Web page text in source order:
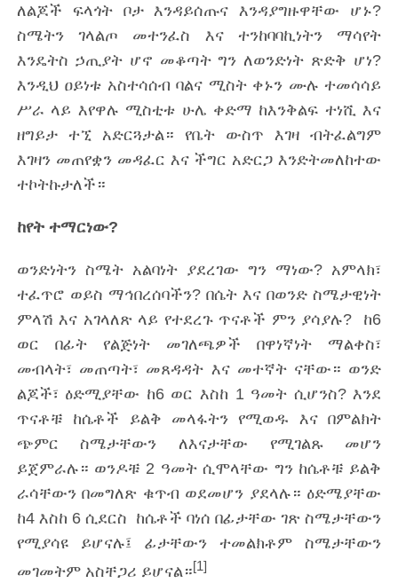
ለልጆች ፍላጎት ቦታ እንዳይሰጡና እንዳያግዙዋቸው ሆኑ?
ስሜትን ገላልጦ መተንፈስ እና ተንከባባኪነትን ማሳየት
እንዴትስ ኃጢያት ሆኖ መቆጣት ግን ለወንድነት ጽድቅ ሆነ?
እንዲህ ዐይነቱ አስተሳሰብ ባልና ሚስት ቀኑን ሙሉ ተመሳሳይ
ሥራ ላይ እየዋሉ ሚስቲቱ ሁሌ ቀድማ ከእንቅልፍ ተነሺ እና
ዘግይታ ተኚ አድርጓታል። የቤት ውስጥ እገዛ ብትፈልግም
እገዛን መጠየቋን መዳፈር እና ችግር አድርጋ እንድትመለከተው
ተኮትኩታለች።
ከየት ተማርነው?
ወንድነትን ስሜት አልባነት ያደረገው ግን ማነው? አምላክ፣
ተፈጥሮ ወይስ ማኅበረሰባችን? በሴት እና በወንድ ስሜታዊነት
ምላሽ እና አገላለጽ ላይ የተደረጉ ጥናቶች ምን ያሳያሉ? ከ6
ወር በፊት የልጅነት መገለጫዎች በዋነኛነት ማልቀስ፣
መብላት፣ መጠጣት፣ መጸዳዳት እና መተኛት ናቸው። ወንድ
ልጆች፣ ዕድሚያቸው ከ6 ወር እስከ 1 ዓመት ሲሆንስ? እንደ
ጥናቶቹ ከሴቶች ይልቅ መላፋትን የሚወዱ እና በምልክት
ጭምር ስሜታቸውን ለእናታቸው የሚገልጹ መሆን
ይጀምራሉ። ወንዶቹ 2 ዓመት ሲሞላቸው ግን ከሴቶቹ ይልቅ
ራሳቸውን በመግለጽ ቁጥብ ወደመሆን ያደላሉ። ዕድሜያቸው
ከ4 እስከ 6 ሲደርስ ከሴቶች ባነሰ በፊታቸው ገጽ ስሜታቸውን
የሚያሳዩ ይሆናሉ፤ ፊታቸውን ተመልክቶም ስሜታቸውን
መገመትም አስቸጋሪ ይሆናል።[1]